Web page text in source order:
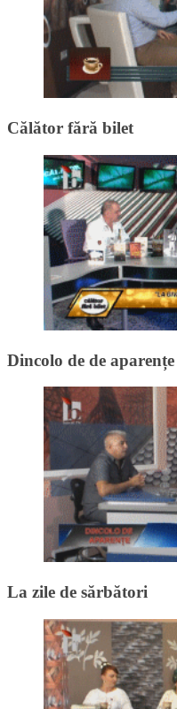
Călător fără bilet
Dincolo de de aparențe
La zile de sărbători